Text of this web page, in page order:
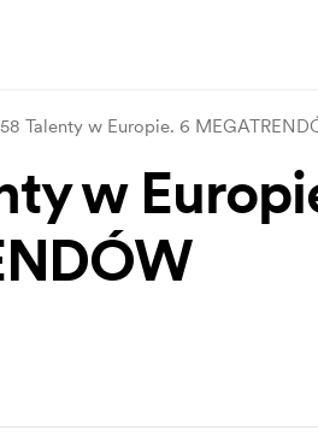
Talenty w Europie. 6
w